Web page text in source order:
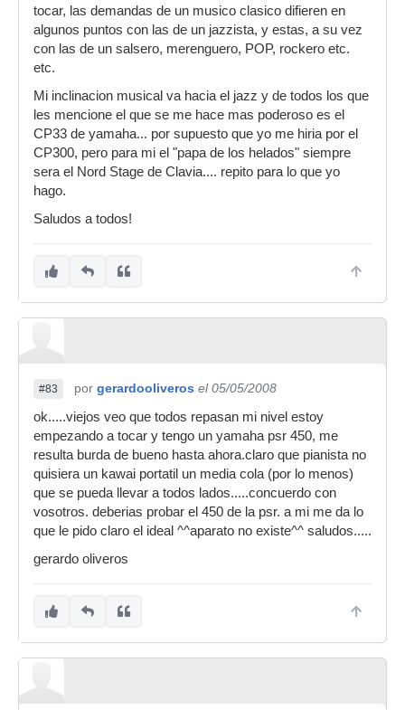
tocar, las demandas de un musico clasico difieren en
algunos puntos con las de un jazzista, y estas, a su vez
con las de un salsero, merenguero, POP, rockero etc.
etc.
Mi inclinacion musical va hacia el jazz y de todos los que
les mencione el que se me hace mas poderoso es el
CP33 de yamaha... por supuesto que yo me hiria por el
CP300, pero para mi el "papa de los helados" siempre
sera el Nord Stage de Clavia.... repito para lo que yo
hago.
Saludos a todos!
#83 por gerardooliveros el 05/05/2008
ok.....viejos veo que todos repasan mi nivel estoy
empezando a tocar y tengo un yamaha psr 450, me
resulta burda de bueno hasta ahora.claro que pianista no
quisiera un kawai portatil un media cola (por lo menos)
que se pueda llevar a todos lados.....concuerdo con
vosotros. deberias probar el 450 de la psr. a mi me da lo
que le pido claro el ideal ^^aparato no existe^^ saludos.....
gerardo oliveros